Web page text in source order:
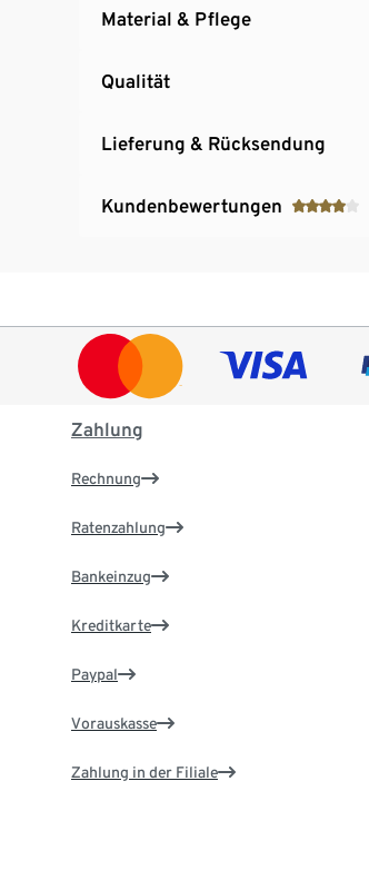
Material & Pflege
Qualität
Lieferung & Rücksendung
Kundenbewertungen
Zahlung
Rechnung
Ratenzahlung
Bankeinzug
Kreditkarte
Paypal
Vorauskasse
Zahlung in der Filiale